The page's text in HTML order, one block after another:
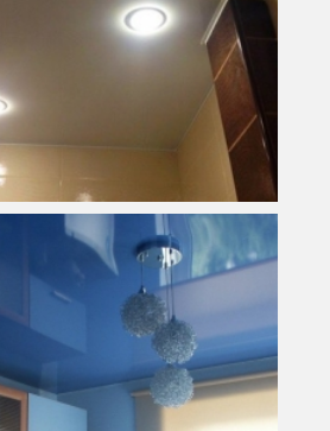
4,5 м2
4 500 руб.